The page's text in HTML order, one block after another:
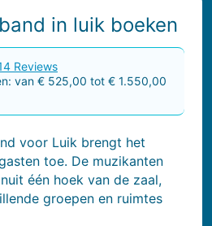
in luik boeken
Reviews
van € 525,00 tot € 1.550,00
voor Luik brengt het
toe. De muzikanten
één hoek van de zaal,
groepen en ruimtes